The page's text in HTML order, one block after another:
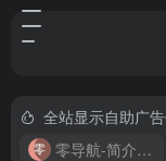
全站显示自助广
零导航-简介实用的网址导航